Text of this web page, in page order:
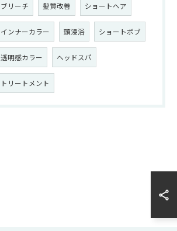
ブリーチ 髪質改善 ショートヘア
インナーカラー 頭浸浴 ショートボブ
透明感カラー ヘッドスパ
トリートメント